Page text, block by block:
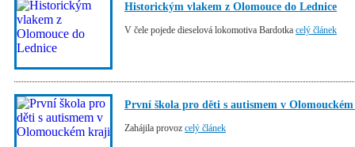
Historickým vlakem z Olomouce do Lednice
V čele pojede dieselová lokomotiva Bardotka celý článek
První škola pro děti s autismem v
Zahájila provoz celý článek